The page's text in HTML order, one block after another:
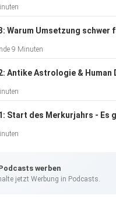
9 Minuten
werben
jetzt Werbung in Podcasts.